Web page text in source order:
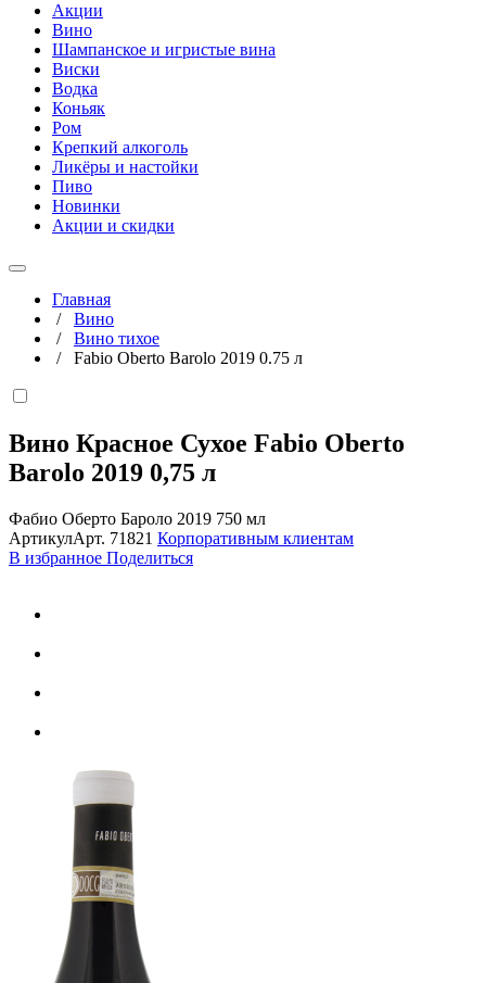
Акции
Вино
Шампанское и игристые вина
Виски
Водка
Коньяк
Ром
Крепкий алкоголь
Ликёры и настойки
Пиво
Новинки
Акции и скидки
Главная
/ Вино
/ Вино тихое
/ Fabio Oberto Barolo 2019 0.75 л
Вино Красное Сухое Fabio Oberto
Barolo 2019 0,75 л
Фабио Оберто Бароло 2019 750 мл
АртикулАрт. 71821 Корпоративным клиентам
В избранное Поделиться